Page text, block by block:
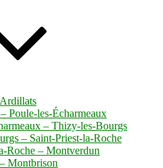
Poule-les-Écharmeaux
– Thizy-les-Bourgs
– Saint-Priest-la-Roche
Roche – Montverdun
Montbrison